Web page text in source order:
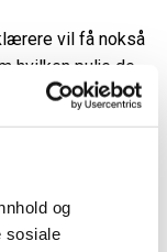
og
sosiale
vil få nokså
hvilken pulje de